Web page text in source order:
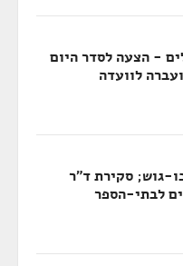
- הצעה לסדר היום
לוועדה
גוש; סקירת ד"ר
לבתי-הספר